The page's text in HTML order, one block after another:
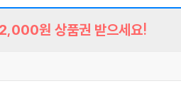
RBTI Lab
원 상품권 받으세요!